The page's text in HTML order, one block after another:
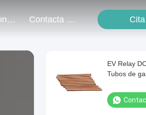
Los Acontecimientos Contacta Con Nosotros Cita
EV Relay
Tubos de